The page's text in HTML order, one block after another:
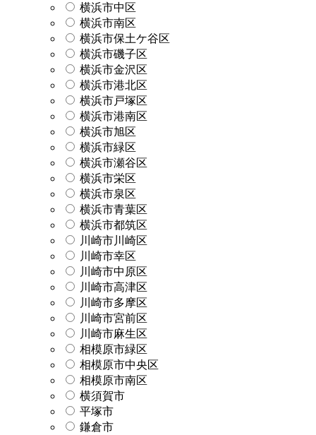
横浜市中区
横浜市南区
横浜市保土ケ谷区
横浜市磯子区
横浜市金沢区
横浜市港北区
横浜市戸塚区
横浜市港南区
横浜市旭区
横浜市緑区
横浜市瀬谷区
横浜市栄区
横浜市泉区
横浜市青葉区
横浜市都筑区
川崎市川崎区
川崎市幸区
川崎市中原区
川崎市高津区
川崎市多摩区
川崎市宮前区
川崎市麻生区
相模原市緑区
相模原市中央区
相模原市南区
横須賀市
平塚市
鎌倉市